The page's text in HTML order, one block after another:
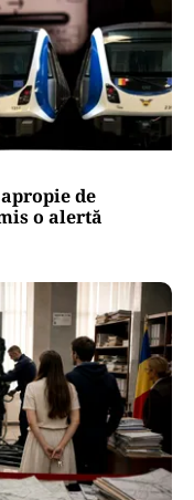
de
o alertă